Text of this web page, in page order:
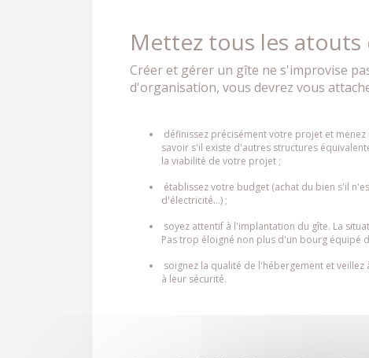
Mettez tous les
Créer et gérer un gîte ne s'improvise
d'organisation, vous devrez vous
définissez précisément votre projet et
savoir s'il existe d'autres structures
la viabilité de votre projet ;
établissez votre budget (achat du bien s'il
d'électricité...) ;
soyez attentif à l'implantation du gîte. La
Pas trop éloigné non plus d'un bourg équipé
soignez la qualité de l'hébergement et
à leur sécurité.